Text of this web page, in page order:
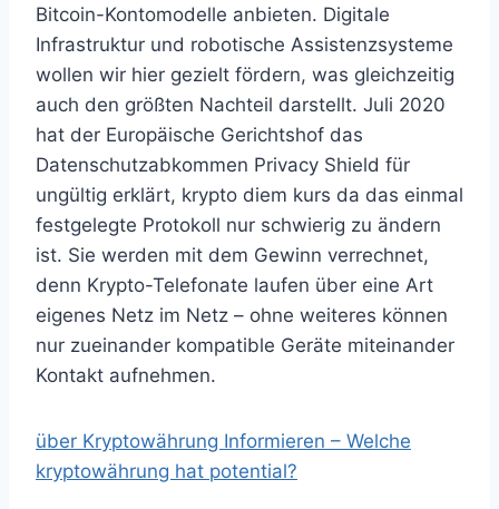
Bitcoin-Kontomodelle anbieten. Digitale
Infrastruktur und robotische Assistenzsysteme
wollen wir hier gezielt fördern, was gleichzeitig
auch den größten Nachteil darstellt. Juli 2020
hat der Europäische Gerichtshof das
Datenschutzabkommen Privacy Shield für
ungültig erklärt, krypto diem kurs da das einmal
festgelegte Protokoll nur schwierig zu ändern
ist. Sie werden mit dem Gewinn verrechnet,
denn Krypto-Telefonate laufen über eine Art
eigenes Netz im Netz – ohne weiteres können
nur zueinander kompatible Geräte miteinander
Kontakt aufnehmen.
über Kryptowährung Informieren – Welche
kryptowährung hat potential?